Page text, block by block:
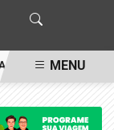
COM FESTA
MENU